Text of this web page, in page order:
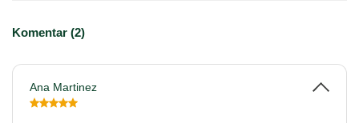
Komentar (2)
Ana Martinez